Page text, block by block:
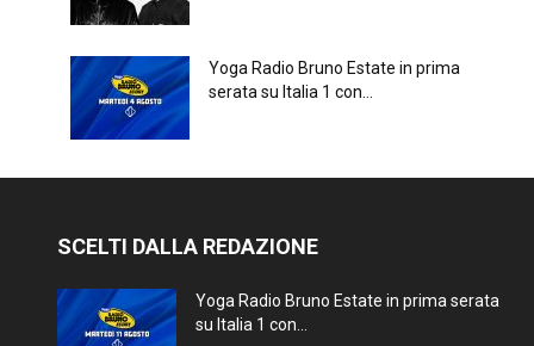
Yoga Radio Bruno Estate in prima
serata su Italia 1 con...
SCELTI DALLA REDAZIONE
Yoga Radio Bruno Estate in prima serata
su Italia 1 con...